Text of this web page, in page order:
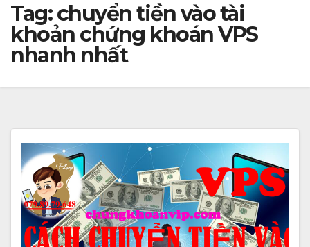
Tag:chuyển tiền vào tài
khoản chứng khoán VPS
nhanh nhất